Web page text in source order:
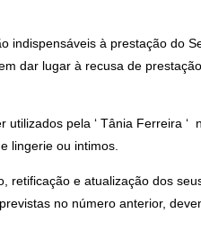
à prestação do
dar lugar à recusa de
pela ‘ Tânia Ferreira ‘
lingerie ou intimos.
retificação e atualização dos
no número anterior,